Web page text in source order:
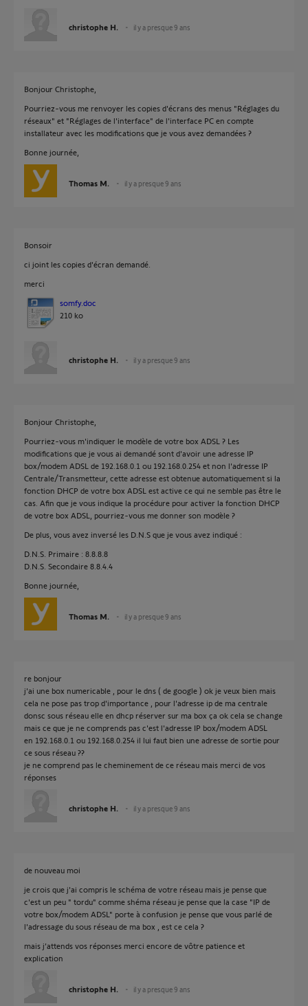
christophe H. il y a presque 9 ans
Bonjour Christophe,
Pourriez-vous me renvoyer les copies d'écrans des menus "Réglages du
réseaux" et "Réglages de l'interface" de l'interface PC en compte
installateur avec les modifications que je vous avez demandées ?
Bonne journée,
Thomas M. il y a presque 9 ans
Bonsoir
ci joint les copies d'écran demandé.
merci
somfy.doc
210 ko
christophe H. il y a presque 9 ans
Bonjour Christophe,
Pourriez-vous m'indiquer le modèle de votre box ADSL ? Les
modifications que je vous ai demandé sont d'avoir une adresse IP
box/modem ADSL de 192.168.0.1 ou 192.168.0.254 et non l'adresse IP
Centrale/Transmetteur, cette adresse est obtenue automatiquement si la
fonction DHCP de votre box ADSL est active ce qui ne semble pas être le
cas. Afin que je vous indique la procédure pour activer la fonction DHCP
de votre box ADSL, pourriez-vous me donner son modèle ?
De plus, vous avez inversé les D.N.S que je vous avez indiqué :
D.N.S. Primaire : 8.8.8.8
D.N.S. Secondaire 8.8.4.4
Bonne journée,
Thomas M. il y a presque 9 ans
re bonjour
j'ai une box numericable , pour le dns ( de google ) ok je veux bien mais
cela ne pose pas trop d'importance , pour l'adresse ip de ma centrale
donsc sous réseau elle en dhcp réserver sur ma box ça ok cela se change
mais ce que je ne comprends pas c'est l'adresse IP box/modem ADSL
en 192.168.0.1 ou 192.168.0.254 il lui faut bien une adresse de sortie pour
ce sous réseau ??
je ne comprend pas le cheminement de ce réseau mais merci de vos
réponses
christophe H. il y a presque 9 ans
de nouveau moi
je crois que j'ai compris le schéma de votre réseau mais je pense que
c'est un peu " tordu" comme shéma réseau je pense que la case "IP de
votre box/modem ADSL" porte à confusion je pense que vous parlé de
l'adressage du sous réseau de ma box , est ce cela ?
mais j’attends vos réponses merci encore de vôtre patience et
explication
christophe H. il y a presque 9 ans